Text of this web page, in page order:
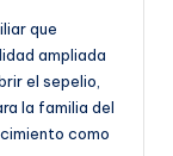
que
ampliada
el sepelio,
la familia del
como